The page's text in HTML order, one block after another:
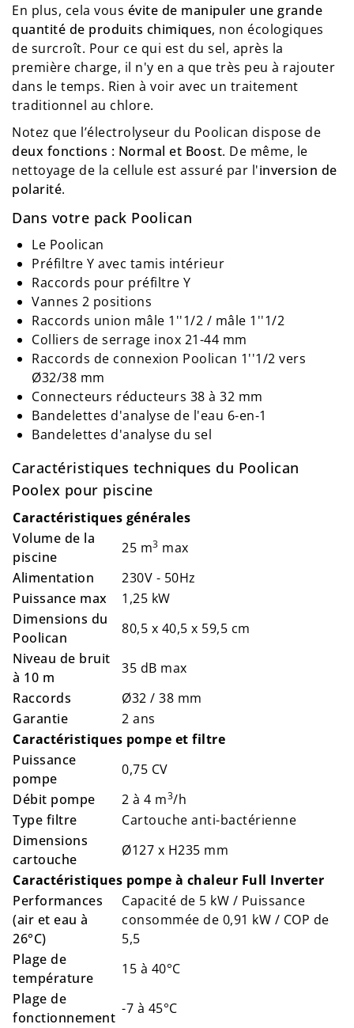
En plus, cela vous évite de manipuler une grande
quantité de produits chimiques, non écologiques
de surcroît. Pour ce qui est du sel, après la
première charge, il n'y en a que très peu à rajouter
dans le temps. Rien à voir avec un traitement
traditionnel au chlore.
Notez que l’électrolyseur du Poolican dispose de
deux fonctions : Normal et Boost. De même, le
nettoyage de la cellule est assuré par l'inversion de
polarité.
Dans votre pack Poolican
Le Poolican
Préfiltre Y avec tamis intérieur
Raccords pour préfiltre Y
Vannes 2 positions
Raccords union mâle 1''1/2 / mâle 1''1/2
Colliers de serrage inox 21-44 mm
Raccords de connexion Poolican 1''1/2 vers
Ø32/38 mm
Connecteurs réducteurs 38 à 32 mm
Bandelettes d'analyse de l'eau 6-en-1
Bandelettes d'analyse du sel
Caractéristiques techniques du Poolican
Poolex pour piscine
Caractéristiques générales
Volume de la
piscine
25 m3 max
Alimentation
230V - 50Hz
Puissance max
1,25 kW
Dimensions du
Poolican
80,5 x 40,5 x 59,5 cm
Niveau de bruit
à 10 m
35 dB max
Raccords
Ø32 / 38 mm
Garantie
2 ans
Caractéristiques pompe et filtre
Puissance
pompe
0,75 CV
Débit pompe
2 à 4 m3/h
Type filtre
Cartouche anti-bactérienne
Dimensions
cartouche
Ø127 x H235 mm
Caractéristiques pompe à chaleur Full Inverter
Performances
(air et eau à
26°C)
Capacité de 5 kW / Puissance
consommée de 0,91 kW / COP de
5,5
Plage de
température
15 à 40°C
Plage de
fonctionnement
-7 à 45°C